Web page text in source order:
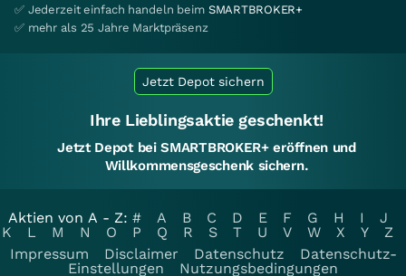
✅ Jederzeit einfach handeln beim SMARTBROKER+
✅ mehr als 25 Jahre Marktpräsenz
Jetzt Depot sichern
Ihre Lieblingsaktie geschenkt!
Jetzt Depot bei SMARTBROKER+ eröffnen und
Willkommensgeschenk sichern.
Aktien von A - Z: # A B C D E F G H I
J
K
L M N O P Q R S T U V W X Y
Z
Impressum
Disclaimer Datenschutz
Datenschutz-
Einstellungen
Nutzungsbedingungen